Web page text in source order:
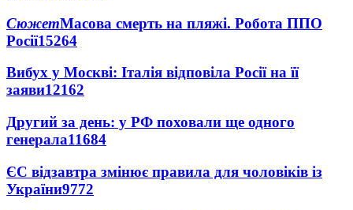
СюжетМасова смерть на пляжі. Робота ППО
Росії15264
Вибух у Москві: Італія відповіла Росії на її
заяви12162
Другий за день: у РФ поховали ще одного
генерала11684
ЄС відзавтра змінює правила для чоловіків із
України9772